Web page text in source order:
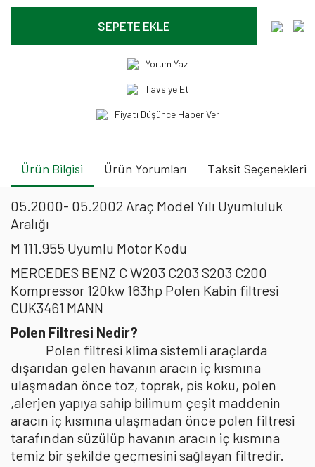
SEPETE EKLE
Yorum Yaz
Tavsiye Et
Fiyatı Düşünce Haber Ver
Ürün Bilgisi Ürün Yorumları Taksit Seçenekleri
05.2000- 05.2002 Araç Model Yılı Uyumluluk
Aralığı
M 111.955 Uyumlu Motor Kodu
MERCEDES BENZ C W203 C203 S203 C200
Kompressor 120kw 163hp Polen Kabin filtresi
CUK3461 MANN
Polen Filtresi Nedir?
Polen filtresi klima sistemli araçlarda
dışarıdan gelen havanın aracın iç kısmına
ulaşmadan önce toz, toprak, pis koku, polen
,alerjen yapıya sahip bilimum çeşit maddenin
aracın iç kısmına ulaşmadan önce polen filtresi
tarafından süzülüp havanın aracın iç kısmına
temiz bir şekilde geçmesini sağlayan filtredir.